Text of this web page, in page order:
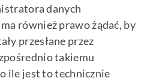
danych
również prawo żądać, by
przesłane przez
takiemu
ile jest to technicznie